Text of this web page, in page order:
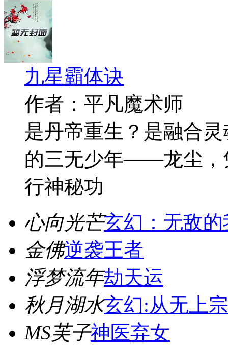
九星霸体诀
作者：平凡魔术师
是丹帝重生？是融合
的三无少年——龙尘，
行神秘功
心向光芒玄幻：无敌
金佛逆袭王者
浮梦流年劫天运
秋月湖水玄幻:从无上
MS芙子神医弃女